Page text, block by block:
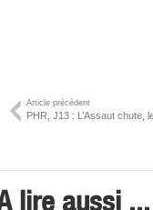
Article précédent
PHR, J13 : L’Assaut chute,
lire aussi ...